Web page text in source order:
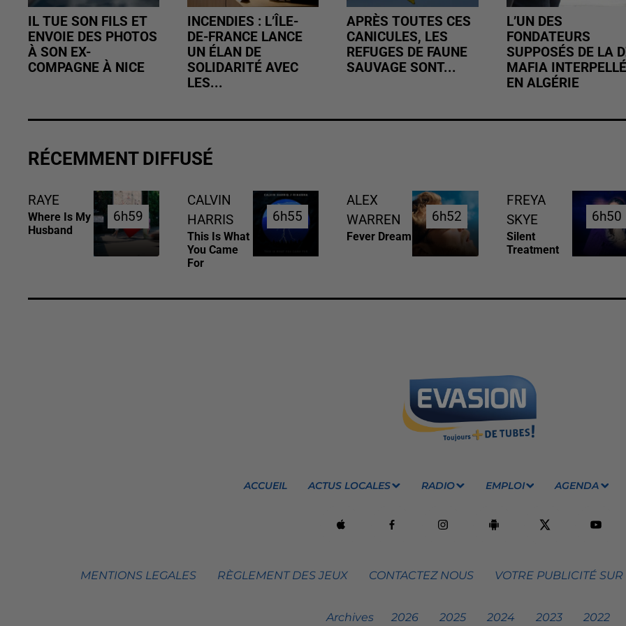
IL TUE SON FILS ET
ENVOIE DES PHOTOS
À SON EX-
COMPAGNE À NICE
INCENDIES : L’ÎLE-
DE-FRANCE LANCE
UN ÉLAN DE
SOLIDARITÉ AVEC
LES...
APRÈS TOUTES CES
CANICULES, LES
REFUGES DE FAUNE
SAUVAGE SONT...
L’UN DES
FONDATEURS
SUPPOSÉS DE LA
MAFIA INTERPELLÉ
EN ALGÉRIE
RÉCEMMENT DIFFUSÉ
RAYE
Where Is My
Husband
6h59
6h59
CALVIN
HARRIS
This Is What
You Came
For
6h55
6h55
ALEX
WARREN
Fever Dream
6h52
6h52
FREYA
SKYE
Silent
Treatment
6h50
6h50
ACCUEIL ACTUS LOCALES RADIO EMPLOI AGENDA
MENTIONS LEGALES RÈGLEMENT DES JEUX CONTACTEZ NOUS VOTRE PUBLICITÉ
Archives 2026 2025 2024 2023 2022